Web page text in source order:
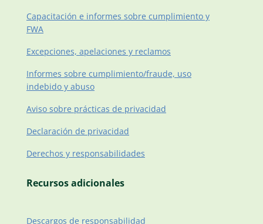
Capacitación e informes sobre cumplimiento y
FWA
Excepciones, apelaciones y reclamos
Informes sobre cumplimiento/fraude, uso
indebido y abuso
Aviso sobre prácticas de privacidad
Declaración de privacidad
Derechos y responsabilidades
Recursos adicionales
Descargos de responsabilidad